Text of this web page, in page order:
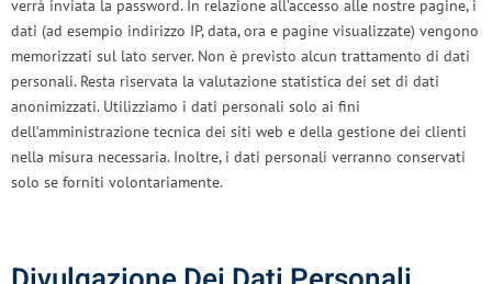
verrà inviata la password. In relazione all’accesso alle nostre pagine, i
dati (ad esempio indirizzo IP, data, ora e pagine visualizzate) vengono
memorizzati sul lato server. Non è previsto alcun trattamento di dati
personali. Resta riservata la valutazione statistica dei set di dati
anonimizzati. Utilizziamo i dati personali solo ai fini
dell’amministrazione tecnica dei siti web e della gestione dei clienti
nella misura necessaria. Inoltre, i dati personali verranno conservati
solo se forniti volontariamente.